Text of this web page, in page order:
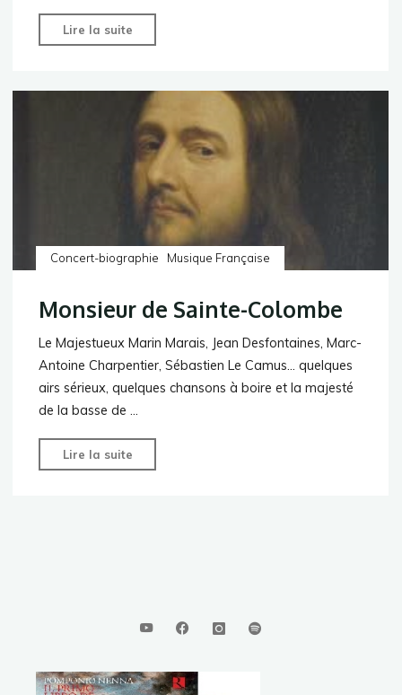
Lire la suite
de
Fontaine"
Concert-biographie Musique Française
Monsieur de Sainte-Colombe
Le Majestueux​​​​​​​​​​​​ Marin Marais, Jean Desfontaines, Marc-
Antoine Charpentier, Sébastien Le Camus… quelques
airs sérieux, quelques chansons à boire et la majesté
de la basse de …
Lire la suite
de